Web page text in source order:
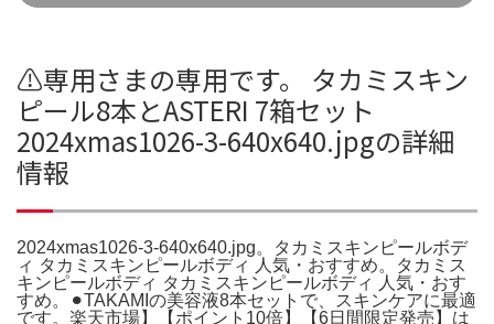
⚠️専用さまの専用です。 タカミスキン
ピール8本とASTERI 7箱セット
2024xmas1026-3-640x640.jpgの詳細
情報
2024xmas1026-3-640x640.jpg。タカミスキンピールボデ
ィ タカミスキンピールボディ 人気・おすすめ。タカミス
キンピールボディ タカミスキンピールボディ 人気・おす
すめ。⚫︎TAKAMIの美容液8本セットで、スキンケアに最適
です。楽天市場】【ポイント10倍】【6日間限定発売】は